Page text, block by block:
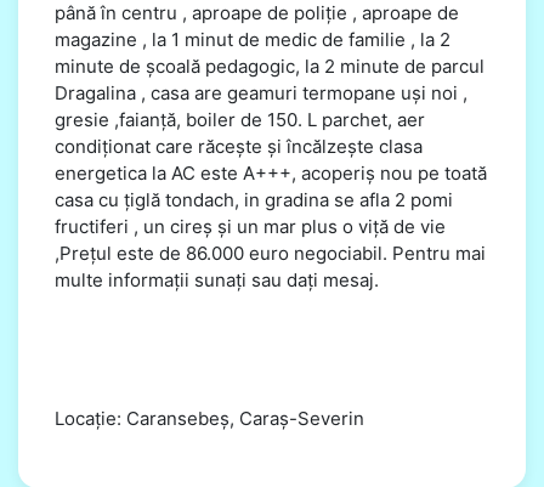
până în centru , aproape de poliție , aproape de
magazine , la 1 minut de medic de familie , la 2
minute de școală pedagogic, la 2 minute de parcul
Dragalina , casa are geamuri termopane uși noi ,
gresie ,faianță, boiler de 150. L parchet, aer
condiționat care răcește și încălzește clasa
energetica la AC este A+++, acoperiș nou pe toată
casa cu țiglă tondach, in gradina se afla 2 pomi
fructiferi , un cireș și un mar plus o viță de vie
,Prețul este de 86.000 euro negociabil. Pentru mai
multe informații sunați sau dați mesaj.
Locație: Caransebeș, Caraș-Severin